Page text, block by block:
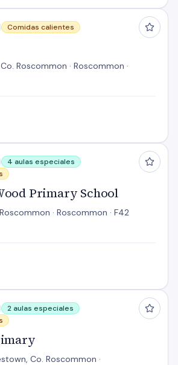
Comidas calientes
Roscommon · Roscommon ·
School
4 aulas especiales
Primary School
· Roscommon · F42
2 aulas especiales
Co. Roscommon ·